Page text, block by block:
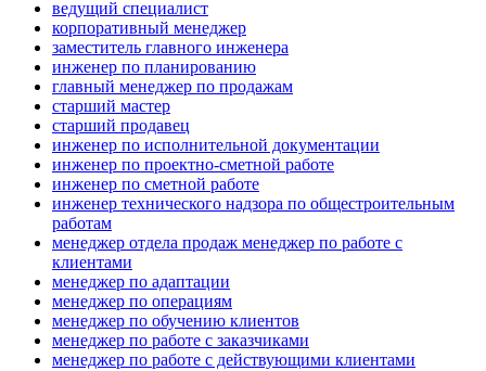
ведущий специалист
корпоративный менеджер
заместитель главного инженера
инженер по планированию
главный менеджер по продажам
старший мастер
старший продавец
инженер по исполнительной документации
инженер по проектно-сметной работе
инженер по сметной работе
инженер технического надзора по общестроительным
работам
менеджер отдела продаж менеджер по работе с
клиентами
менеджер по адаптации
менеджер по операциям
менеджер по обучению клиентов
менеджер по работе с заказчиками
менеджер по работе с действующими клиентами